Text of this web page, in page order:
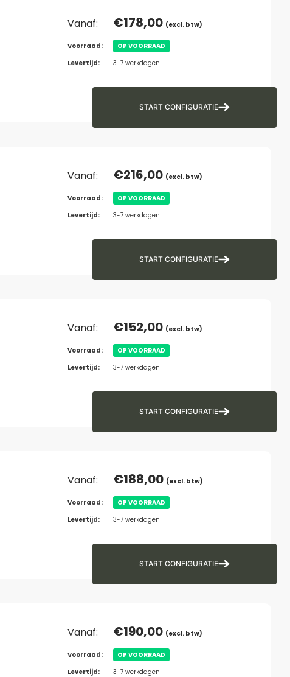
Vanaf: €178,00 (excl. btw)
Voorraad:
OP VOORRAAD
Levertijd:
3-7 werkdagen
START CONFIGURATIE
Vanaf: €216,00 (excl. btw)
Voorraad:
OP VOORRAAD
Levertijd:
3-7 werkdagen
START CONFIGURATIE
Vanaf: €152,00 (excl. btw)
Voorraad:
OP VOORRAAD
Levertijd:
3-7 werkdagen
START CONFIGURATIE
Vanaf: €188,00 (excl. btw)
Voorraad:
OP VOORRAAD
Levertijd:
3-7 werkdagen
START CONFIGURATIE
Vanaf: €190,00 (excl. btw)
Voorraad:
OP VOORRAAD
Levertijd:
3-7 werkdagen